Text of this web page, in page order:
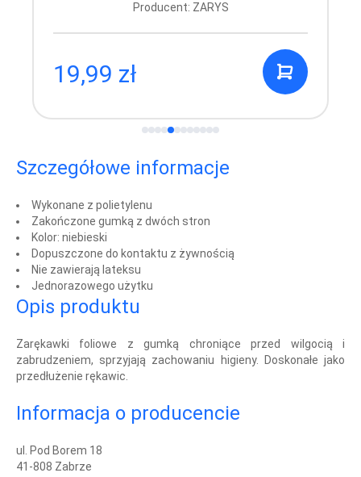
Producent: ZARYS
19,99 zł
Szczegółowe informacje
Wykonane z polietylenu
Zakończone gumką z dwóch stron
Kolor: niebieski
Dopuszczone do kontaktu z żywnością
Nie zawierają lateksu
Jednorazowego użytku
Opis produktu
Zarękawki foliowe z gumką chroniące przed wilgocią i
zabrudzeniem, sprzyjają zachowaniu higieny. Doskonałe jako
przedłużenie rękawic.
Informacja o producencie
ul. Pod Borem 18
41-808 Zabrze